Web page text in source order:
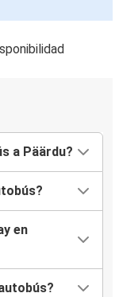
a Päärdu?
en